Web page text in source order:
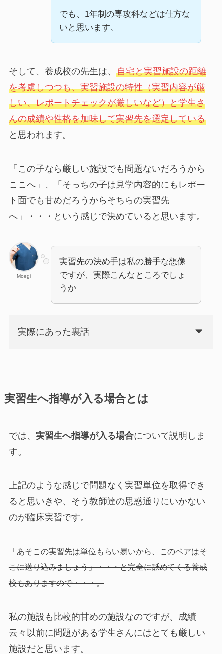
でも、1年制の専攻科などは仕方な
いと思います。
そして、養成校の先生は、 自宅と実習施設の距離
を考慮しつつも、実習施設の特性（実習内容が厳
しい、レポートチェックが厳しいなど）と学生さ
んの成績や性格を加味して実習先を選定している
と思われます。
「この子なら厳しい施設でも問題ないだろうから
ここへ」、「そっちの子は見学内容的にもレポー
ト面でも甘めだろうからそちらの実習先
へ」・・・という感じで決めていると思います。
Moegi
実習先の決め手は私の勝手な想像
ですが、実際こんなところでしょ
うか
実際にあった裏話
実習生へ指導が入る場合とは
では、 実習生へ指導が入る場合について説明しま
す。
上記のような感じで問題なく実習単位を取得でき
ると思いきや、そう教師達の思惑通りにいかない
のが臨床実習です。
「あそこの実習先は単位もらい易いから、このペアはそ
こに送り込みましょう」・・・と完全に舐めてくる養成
校もありますので・・・。
私の施設も比較的甘めの施設なのですが、成績
云々以前に問題がある学生さんにはとても厳しい
施設だと思います。